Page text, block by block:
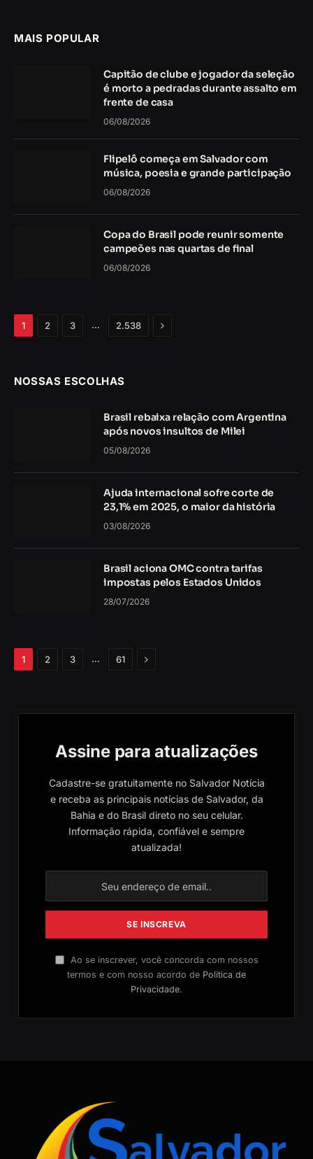
MAIS POPULAR
Capitão de clube e jogador da seleção
é morto a pedradas durante assalto em
frente de casa
06/08/2026
Flipelô começa em Salvador com
música, poesia e grande participação
06/08/2026
Copa do Brasil pode reunir somente
campeões nas quartas de final
06/08/2026
1 2 3 … 2.538 Próximo
NOSSAS ESCOLHAS
Brasil rebaixa relação com Argentina
após novos insultos de Milei
05/08/2026
Ajuda internacional sofre corte de
23,1% em 2025, o maior da história
03/08/2026
Brasil aciona OMC contra tarifas
impostas pelos Estados Unidos
28/07/2026
1 2 3 … 61 Próximo
Assine para atualizações
Cadastre-se gratuitamente no Salvador Notícia
e receba as principais notícias de Salvador, da
Bahia e do Brasil direto no seu celular.
Informação rápida, confiável e sempre
atualizada!
Ao se inscrever, você concorda com nossos
termos e com nosso acordo de Política de
Privacidade.